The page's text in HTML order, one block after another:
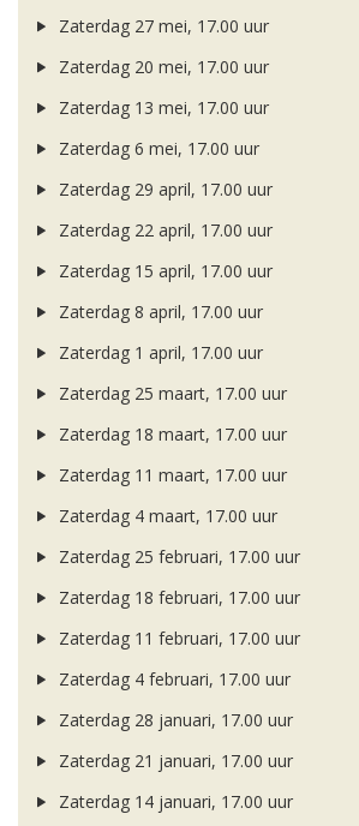
Zaterdag 27 mei, 17.00 uur
Zaterdag 20 mei, 17.00 uur
Zaterdag 13 mei, 17.00 uur
Zaterdag 6 mei, 17.00 uur
Zaterdag 29 april, 17.00 uur
Zaterdag 22 april, 17.00 uur
Zaterdag 15 april, 17.00 uur
Zaterdag 8 april, 17.00 uur
Zaterdag 1 april, 17.00 uur
Zaterdag 25 maart, 17.00 uur
Zaterdag 18 maart, 17.00 uur
Zaterdag 11 maart, 17.00 uur
Zaterdag 4 maart, 17.00 uur
Zaterdag 25 februari, 17.00 uur
Zaterdag 18 februari, 17.00 uur
Zaterdag 11 februari, 17.00 uur
Zaterdag 4 februari, 17.00 uur
Zaterdag 28 januari, 17.00 uur
Zaterdag 21 januari, 17.00 uur
Zaterdag 14 januari, 17.00 uur